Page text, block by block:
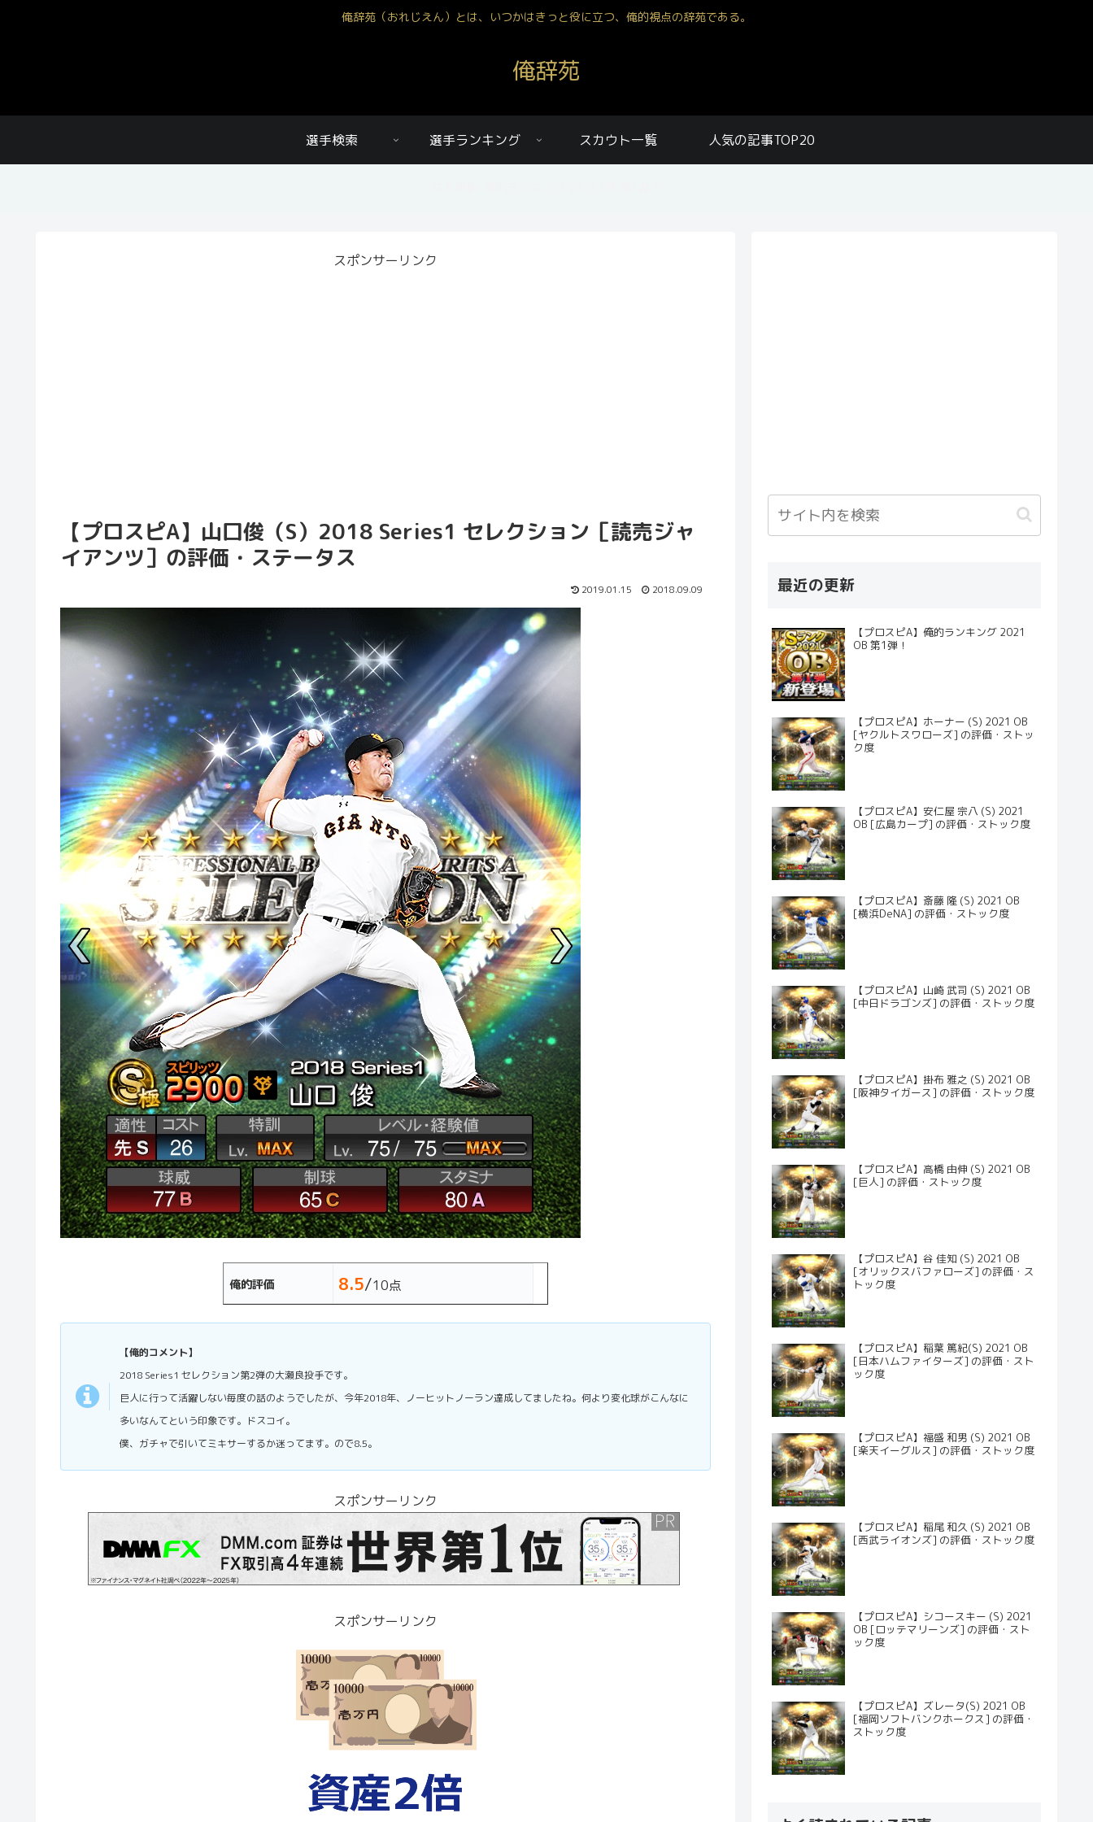
俺辞苑（おれじえん）とは、いつかはきっと役に立つ、俺的視点の辞苑である。
俺辞苑
選手検索 選手ランキング スカウト一覧 人気の記事TOP20
スポンサーリンク
【プロスピA】山口俊（S）2018 Series1 セレクション［読売ジャ
イアンツ］の評価・ステータス
2019.01.15 2018.09.09
俺的評価 8.5/10点
【俺的コメント】
2018 Series1 セレクション第2弾の大瀬良投手です。
巨人に行って活躍しない毎度の話のようでしたが、今年2018年、ノーヒットノーラン達成してましたね。何より変化球がこんなに
多いなんてという印象です。ドスコイ。
僕、ガチャで引いてミキサーするか迷ってます。ので8.5。
スポンサーリンク
スポンサーリンク
最近の更新
【プロスピA】俺的ランキング 2021
OB 第1弾！
【プロスピA】ホーナー (S) 2021 OB
[ヤクルトスワローズ] の評価・ストッ
ク度
【プロスピA】安仁屋 宗八 (S) 2021
OB [広島カープ] の評価・ストック度
【プロスピA】斎藤 隆 (S) 2021 OB
[横浜DeNA] の評価・ストック度
【プロスピA】山崎 武司 (S) 2021 OB
[中日ドラゴンズ] の評価・ストック度
【プロスピA】掛布 雅之 (S) 2021 OB
[阪神タイガース] の評価・ストック度
【プロスピA】高橋 由伸 (S) 2021 OB
[巨人] の評価・ストック度
【プロスピA】谷 佳知 (S) 2021 OB
[オリックスバファローズ] の評価・ス
トック度
【プロスピA】稲葉 篤紀(S) 2021 OB
[日本ハムファイターズ] の評価・スト
ック度
【プロスピA】福盛 和男 (S) 2021 OB
[楽天イーグルス] の評価・ストック度
【プロスピA】稲尾 和久 (S) 2021 OB
[西武ライオンズ] の評価・ストック度
【プロスピA】シコースキー (S) 2021
OB [ロッテマリーンズ] の評価・スト
ック度
【プロスピA】ズレータ(S) 2021 OB
[福岡ソフトバンクホークス] の評価・
ストック度